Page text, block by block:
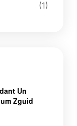
(1)
Un
Zguid